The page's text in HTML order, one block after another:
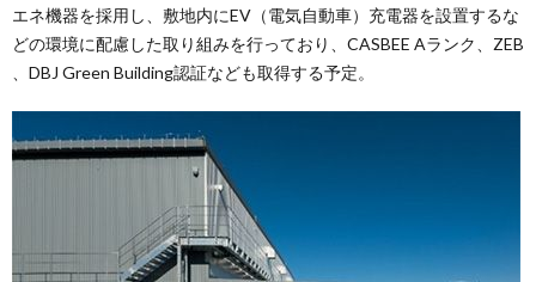
エネ機器を採用し、敷地内にEV（電気自動車）充電器を設置するな
どの環境に配慮した取り組みを行っており、CASBEE Aランク、ZEB
、DBJ Green Building認証なども取得する予定。